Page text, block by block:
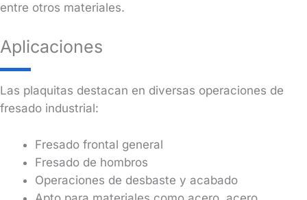
entre otros materiales.
Aplicaciones
Las plaquitas destacan en diversas operaciones de
fresado industrial:
Fresado frontal general
Fresado de hombros
Operaciones de desbaste y acabado